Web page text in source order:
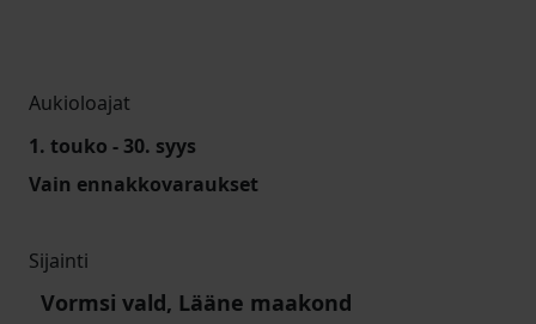
Aukioloajat
1. touko - 30. syys
Vain ennakkovaraukset
Sijainti
Vormsi vald, Lääne maakond